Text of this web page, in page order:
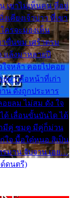
เขาไม่เห็นคน ที่อยู่
เคียงเจ้าบ่าว ที่เขา
ครจะมองเห็น
ขื่นขม เศร้าตรม
แล้งมาหลายปี
จหล้า คอยไปคอย
มา คือหน้าที่เก่า
น ดั่งถูกประหาร
ยลม ไม่สม ดัง ใจ
ด้ เลื่อนขั้นบันได ได้
ามีคู่ ซมดู มีคู่ก็ม่วน
ใจ มื้อใด๋หนอ สิเป็น
รมาน จับจาน เอย…
ด์ดนตรี)